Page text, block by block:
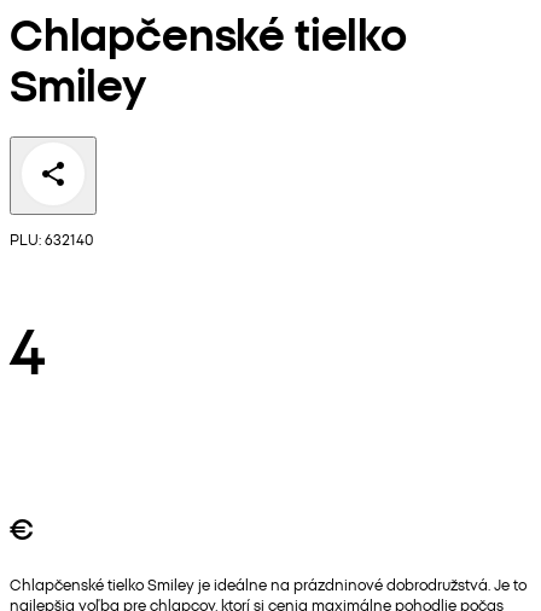
Chlapčenské tielko
Smiley
PLU: 632140
4
€
Chlapčenské tielko Smiley je ideálne na prázdninové dobrodružstvá. Je to
najlepšia voľba pre chlapcov, ktorí si cenia maximálne pohodlie počas